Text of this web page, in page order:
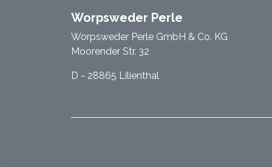
Worpsweder Perle
Worpsweder Perle GmbH & Co. KG
Moorender Str. 32
D - 28865 Lilienthal